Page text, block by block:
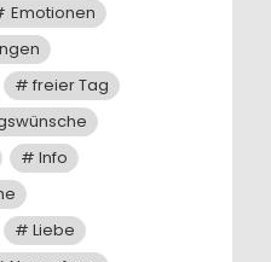
Emotionen
freier Tag
Info
Liebe